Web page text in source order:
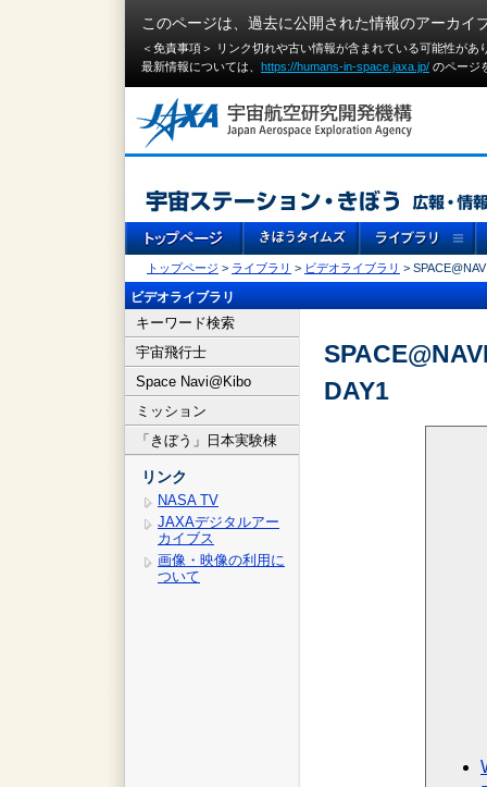
このページは、過去に公開された情報のアーカイ
＜免責事項＞ リンク切れや古い情報が含まれている可能性が
最新情報については、 https://humans-in-space.jaxa.jp/ のページ
トップページ > ライブラリ > ビデオライブラリ >
ビデオライブラリ
キーワード検索
宇宙飛行士
Space Navi@Kibo
ミッション
「きぼう」日本実験棟
リンク
NASA TV
JAXAデジタルアー
カイブス
画像・映像の利用に
ついて
DAY1